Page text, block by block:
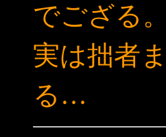
でござる。
実は拙者
る…